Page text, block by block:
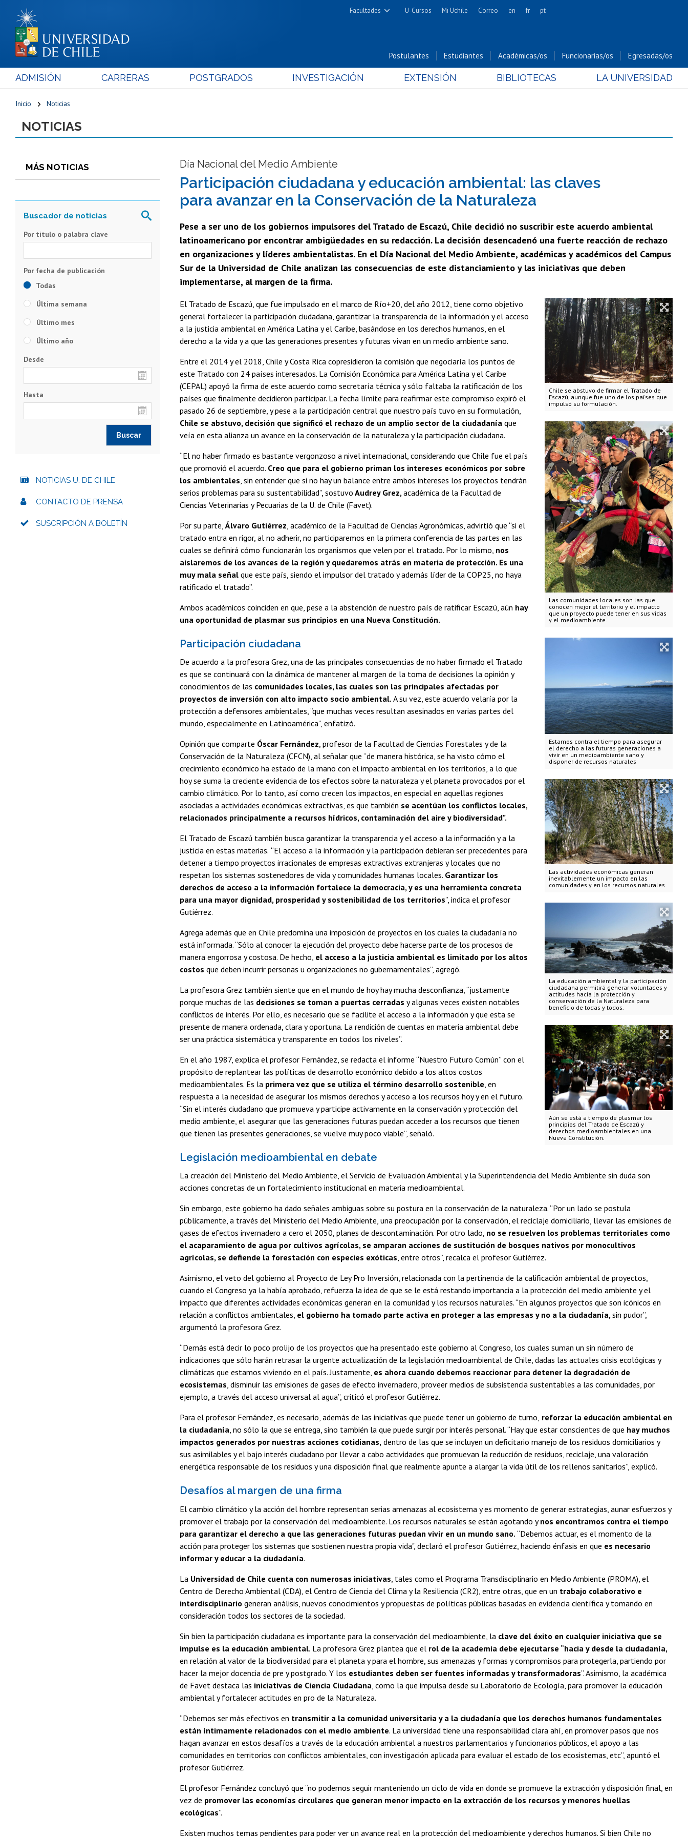
Facultades
Cs. Físicas y Matemáticas
Cs. Forestales y Conservación
Cs. Químicas y Farmacéuticas
Cs. Sociales
Nutrición y Tecnología de
Alimentos
Bachillerato
Hospital Clínico
U-Cursos Mi Uchile Correo en fr pt
Postulantes Estudiantes Académicas/os Funcionarias/os Egresadas/os
ADMISIÓN CARRERAS POSTGRADOS INVESTIGACIÓN EXTENSIÓN BIBLIOTECAS LA UNIVERSIDAD
Inicio Noticias
NOTICIAS
MÁS NOTICIAS Día Nacional del Medio Ambiente
Participación ciudadana y educación ambiental: las claves
para avanzar en la Conservación de la Naturaleza
Pese a ser uno de los gobiernos impulsores del Tratado de Escazú, Chile decidió no suscribir este acuerdo ambiental
latinoamericano por encontrar ambigüedades en su redacción. La decisión desencadenó una fuerte reacción de rechazo
en organizaciones y líderes ambientalistas. En el Día Nacional del Medio Ambiente, académicas y académicos del Campus
Sur de la Universidad de Chile analizan las consecuencias de este distanciamiento y las iniciativas que deben
implementarse, al margen de la firma.
Chile se abstuvo de firmar el Tratado de
Escazú, aunque fue uno de los países que
impulsó su formulación.
Las comunidades locales son las que
conocen mejor el territorio y el impacto
que un proyecto puede tener en sus vidas
y el medioambiente.
Estamos contra el tiempo para asegurar
el derecho a las futuras generaciones a
vivir en un medioambiente sano y
disponer de recursos naturales
Las actividades económicas generan
inevitablemente un impacto en las
comunidades y en los recursos naturales
La educación ambiental y la participación
ciudadana permitirá generar voluntades y
actitudes hacia la protección y
conservación de la Naturaleza para
beneficio de todas y todos.
Aún se está a tiempo de plasmar los
principios del Tratado de Escazú y
derechos medioambientales en una
Nueva Constitución.
El Tratado de Escazú, que fue impulsado en el marco de Río+20, del año 2012, tiene como objetivo
general fortalecer la participación ciudadana, garantizar la transparencia de la información y el acceso
a la justicia ambiental en América Latina y el Caribe, basándose en los derechos humanos, en el
derecho a la vida y a que las generaciones presentes y futuras vivan en un medio ambiente sano.
Entre el 2014 y el 2018, Chile y Costa Rica copresidieron la comisión que negociaría los puntos de
este Tratado con 24 países interesados. La Comisión Económica para América Latina y el Caribe
(CEPAL) apoyó la firma de este acuerdo como secretaría técnica y sólo faltaba la ratificación de los
países que finalmente decidieron participar. La fecha límite para reafirmar este compromiso expiró el
pasado 26 de septiembre, y pese a la participación central que nuestro país tuvo en su formulación,
Chile se abstuvo, decisión que significó el rechazo de un amplio sector de la ciudadanía que
veía en esta alianza un avance en la conservación de la naturaleza y la participación ciudadana.
“El no haber firmado es bastante vergonzoso a nivel internacional, considerando que Chile fue el país
que promovió el acuerdo. Creo que para el gobierno priman los intereses económicos por sobre
los ambientales , sin entender que si no hay un balance entre ambos intereses los proyectos tendrán
serios problemas para su sustentabilidad”, sostuvo Audrey Grez, académica de la Facultad de
Ciencias Veterinarias y Pecuarias de la U. de Chile (Favet).
Por su parte, Álvaro Gutiérrez , académico de la Facultad de Ciencias Agronómicas, advirtió que “si el
tratado entra en rigor, al no adherir, no participaremos en la primera conferencia de las partes en las
cuales se definirá cómo funcionarán los organismos que velen por el tratado. Por lo mismo, nos
aislaremos de los avances de la región y quedaremos atrás en materia de protección. Es una
muy mala señal que este país, siendo el impulsor del tratado y además líder de la COP25, no haya
ratificado el tratado”.
Ambos académicos coinciden en que, pese a la abstención de nuestro país de ratificar Escazú, aún hay
una oportunidad de plasmar sus principios en una Nueva Constitución.
Participación ciudadana
De acuerdo a la profesora Grez, una de las principales consecuencias de no haber firmado el Tratado
es que se continuará con la dinámica de mantener al margen de la toma de decisiones la opinión y
conocimientos de las comunidades locales, las cuales son las principales afectadas por
proyectos de inversión con alto impacto socio ambiental. A su vez, este acuerdo velaría por la
protección a defensores ambientales, “que muchas veces resultan asesinados en varias partes del
mundo, especialmente en Latinoamérica”, enfatizó.
Opinión que comparte Óscar Fernández, profesor de la Facultad de Ciencias Forestales y de la
Conservación de la Naturaleza (CFCN), al señalar que “de manera histórica, se ha visto cómo el
crecimiento económico ha estado de la mano con el impacto ambiental en los territorios, a lo que
hoy se suma la creciente evidencia de los efectos sobre la naturaleza y el planeta provocados por el
cambio climático. Por lo tanto, así como crecen los impactos, en especial en aquellas regiones
asociadas a actividades económicas extractivas, es que también se acentúan los conflictos locales,
relacionados principalmente a recursos hídricos, contaminación del aire y biodiversidad".
El Tratado de Escazú también busca garantizar la transparencia y el acceso a la información y a la
justicia en estas materias. “El acceso a la información y la participación debieran ser precedentes para
detener a tiempo proyectos irracionales de empresas extractivas extranjeras y locales que no
respetan los sistemas sostenedores de vida y comunidades humanas locales. Garantizar los
derechos de acceso a la información fortalece la democracia, y es una herramienta concreta
para una mayor dignidad, prosperidad y sostenibilidad de los territorios”, indica el profesor
Gutiérrez.
Agrega además que en Chile predomina una imposición de proyectos en los cuales la ciudadanía no
está informada. “Sólo al conocer la ejecución del proyecto debe hacerse parte de los procesos de
manera engorrosa y costosa. De hecho, el acceso a la justicia ambiental es limitado por los altos
costos que deben incurrir personas u organizaciones no gubernamentales”, agregó.
La profesora Grez también siente que en el mundo de hoy hay mucha desconfianza, “justamente
porque muchas de las decisiones se toman a puertas cerradas y algunas veces existen notables
conflictos de interés. Por ello, es necesario que se facilite el acceso a la información y que esta se
presente de manera ordenada, clara y oportuna. La rendición de cuentas en materia ambiental debe
ser una práctica sistemática y transparente en todos los niveles”.
En el año 1987, explica el profesor Fernández, se redacta el informe “Nuestro Futuro Común” con el
propósito de replantear las políticas de desarrollo económico debido a los altos costos
medioambientales. Es la primera vez que se utiliza el término desarrollo sostenible, en
respuesta a la necesidad de asegurar los mismos derechos y acceso a los recursos hoy y en el futuro.
“Sin el interés ciudadano que promueva y participe activamente en la conservación y protección del
medio ambiente, el asegurar que las generaciones futuras puedan acceder a los recursos que tienen
que tienen las presentes generaciones, se vuelve muy poco viable”, señaló.
Legislación medioambiental en debate
La creación del Ministerio del Medio Ambiente, el Servicio de Evaluación Ambiental y la Superintendencia del Medio Ambiente sin duda son
acciones concretas de un fortalecimiento institucional en materia medioambiental.
Sin embargo, este gobierno ha dado señales ambiguas sobre su postura en la conservación de la naturaleza. “Por un lado se postula
públicamente, a través del Ministerio del Medio Ambiente, una preocupación por la conservación, el reciclaje domiciliario, llevar las emisiones de
gases de efectos invernadero a cero el 2050, planes de descontaminación. Por otro lado, no se resuelven los problemas territoriales como
el acaparamiento de agua por cultivos agrícolas, se amparan acciones de sustitución de bosques nativos por monocultivos
agrícolas, se defiende la forestación con especies exóticas, entre otros”, recalca el profesor Gutiérrez.
Asimismo, el veto del gobierno al Proyecto de Ley Pro Inversión, relacionada con la pertinencia de la calificación ambiental de proyectos,
cuando el Congreso ya la había aprobado, refuerza la idea de que se le está restando importancia a la protección del medio ambiente y el
impacto que diferentes actividades económicas generan en la comunidad y los recursos naturales. “En algunos proyectos que son icónicos en
relación a conflictos ambientales, el gobierno ha tomado parte activa en proteger a las empresas y no a la ciudadanía,sin pudor”,
argumentó la profesora Grez.
“Demás está decir lo poco prolijo de los proyectos que ha presentado este gobierno al Congreso, los cuales suman un sin número de
indicaciones que sólo harán retrasar la urgente actualización de la legislación medioambiental de Chile, dadas las actuales crisis ecológicas y
climáticas que estamos viviendo en el país. Justamente, es ahora cuando debemos reaccionar para detener la degradación de
ecosistemas, disminuir las emisiones de gases de efecto invernadero, proveer medios de subsistencia sustentables a las comunidades, por
ejemplo, a través del acceso universal al agua”, criticó el profesor Gutiérrez.
Para el profesor Fernández, es necesario, además de las iniciativas que puede tener un gobierno de turno, reforzar la educación ambiental en
la ciudadanía, no sólo la que se entrega, sino también la que puede surgir por interés personal. “Hay que estar conscientes de que hay muchos
impactos generados por nuestras acciones cotidianas, dentro de las que se incluyen un deficitario manejo de los residuos domiciliarios y
sus asimilables y el bajo interés ciudadano por llevar a cabo actividades que promuevan la reducción de residuos, reciclaje, una valoración
energética responsable de los residuos y una disposición final que realmente apunte a alargar la vida útil de los rellenos sanitarios”, explicó.
Desafíos al margen de una firma
El cambio climático y la acción del hombre representan serias amenazas al ecosistema y es momento de generar estrategias, aunar esfuerzos y
promover el trabajo por la conservación del medioambiente. Los recursos naturales se están agotando ynos encontramos contra el tiempo
para garantizar el derecho a que las generaciones futuras puedan vivir en un mundo sano. “Debemos actuar, es el momento de la
acción para proteger los sistemas que sostienen nuestra propia vida", declaró el profesor Gutiérrez, haciendo énfasis en que es necesario
informar y educar a la ciudadanía.
La Universidad de Chile cuenta con numerosas iniciativas , tales como el Programa Transdisciplinario en Medio Ambiente (PROMA), el
Centro de Derecho Ambiental (CDA), el Centro de Ciencia del Clima y la Resiliencia (CR2), entre otras, que en un trabajo colaborativo e
interdisciplinario generan análisis, nuevos conocimientos y propuestas de políticas públicas basadas en evidencia científica y tomando en
consideración todos los sectores de la sociedad.
Sin bien la participación ciudadana es importante para la conservación del medioambiente, la clave del éxito en cualquier iniciativa que se
impulse es la educación ambiental. La profesora Grez plantea que el rol de la academia debe ejecutarse “hacia y desde la ciudadanía,
en relación al valor de la biodiversidad para el planeta y para el hombre, sus amenazas y formas y compromisos para protegerla, partiendo por
hacer la mejor docencia de pre y postgrado. Y los estudiantes deben ser fuentes informadas y transformadoras”. Asimismo, la académica
de Favet destaca las iniciativas de Ciencia Ciudadana , como la que impulsa desde su Laboratorio de Ecología, para promover la educación
ambiental y fortalecer actitudes en pro de la Naturaleza.
“Debemos ser más efectivos en transmitir a la comunidad universitaria y a la ciudadanía que los derechos humanos fundamentales
están íntimamente relacionados con el medio ambiente. La universidad tiene una responsabilidad clara ahí, en promover pasos que nos
hagan avanzar en estos desafíos a través de la educación ambiental a nuestros parlamentarios y funcionarios públicos, el apoyo a las
comunidades en territorios con conflictos ambientales, con investigación aplicada para evaluar el estado de los ecosistemas, etc”, apuntó el
profesor Gutiérrez.
El profesor Fernández concluyó que “no podemos seguir manteniendo un ciclo de vida en donde se promueve la extracción y disposición final, en
vez de promover las economías circulares que generan menor impacto en la extracción de los recursos y menores huellas
ecológicas”.
Existen muchos temas pendientes para poder ver un avance real en la protección del medioambiente y derechos humanos. Si bien Chile no
Por título o palabra clave
Todas
Última semana
Último mes
Último año
Desde
Hasta
NOTICIAS U. DE CHILE
CONTACTO DE PRENSA
SUSCRIPCIÓN A BOLETÍN